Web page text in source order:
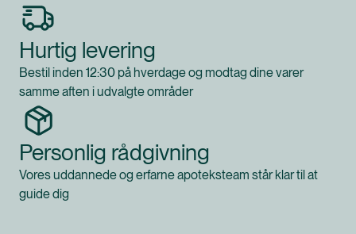
Hurtig levering
Bestil inden 12:30 på hverdage og modtag dine varer
samme aften i udvalgte områder
Personlig rådgivning
Vores uddannede og erfarne apoteksteam står klar til at
guide dig